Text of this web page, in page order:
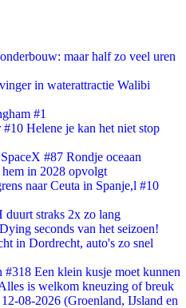
maar half zo veel uren
in waterattractie Walibi
#1
Helene je kan het niet stop
#87 Rondje oceaan
in 2028 opvolgt
naar Ceuta in Spanje,l #10
duurt straks 2x zo lang
seconds van het seizoen!
in Dordrecht, auto's zo snel
Een klein kusje moet kunnen
is welkom kneuzing of breuk
08-2026 (Groenland, IJsland en